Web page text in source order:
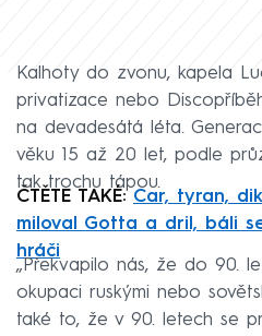
Kalhoty do zvonu, kapela
privatizace nebo
na devadesátá léta.
věku 15 až 20 let, podle
tak trochu tápou.
ČTĚTE TAKÉ: Car, tyran,
miloval Gotta a dril, báli
hráči
„Překvapilo nás, že do 90.
okupaci ruskými nebo
také to, že v 90. letech se